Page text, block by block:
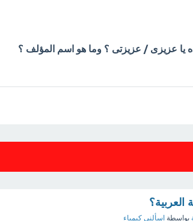
يا عزيزى / عزيزتى ؟ وما هو اسم المؤلف ؟
العربية؟
بواسطة اسألني كيمياء